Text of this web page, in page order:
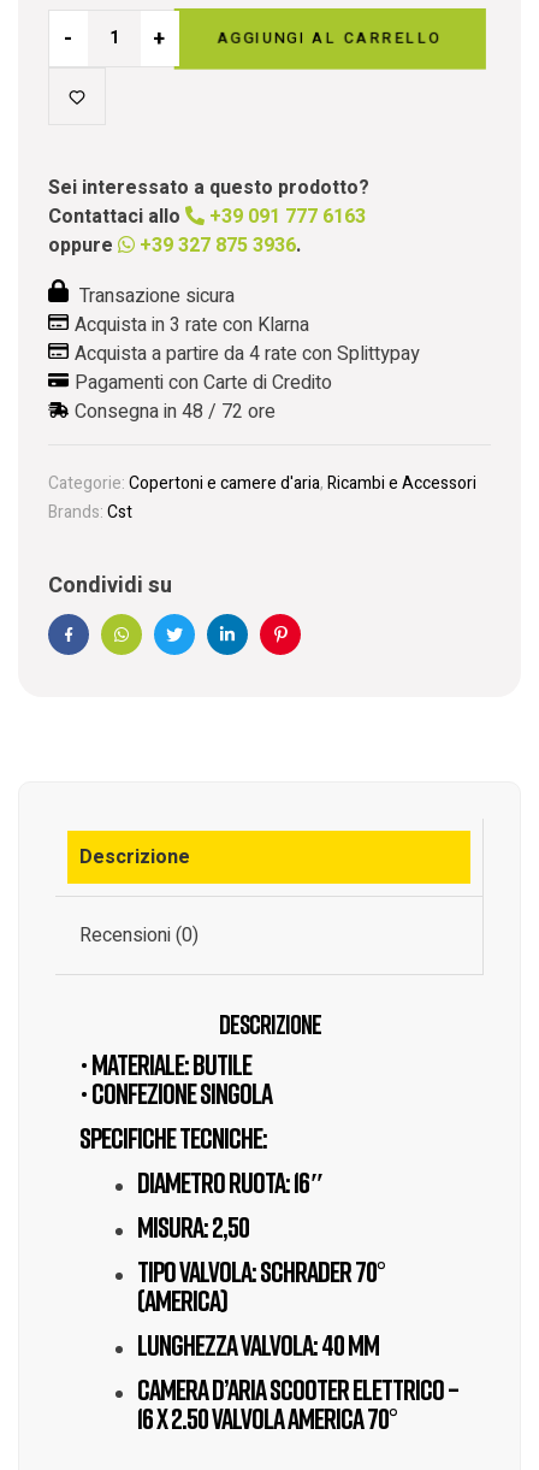
- + AGGIUNGI AL CARRELLO
Sei interessato a questo prodotto?
Contattaci allo
+39 091 777 6163
oppure
+39 327 875 3936.
Transazione sicura
Acquista in 3 rate con Klarna
Acquista a partire da 4 rate con Splittypay
Pagamenti con Carte di Credito
Consegna in 48 / 72 ore
Categorie:Copertoni e camere d'aria,Ricambi e Accessori
Brands:Cst
Condividi su
FacebookWhatsAppTwitterLinkedinPinterest
Descrizione
Recensioni (0)
Descrizione
• Materiale: butile
• Confezione singola
Specifiche tecniche:
Diametro ruota: 16″
Misura: 2,50
Tipo Valvola: Schrader 70°
(America)
Lunghezza valvola: 40 mm
CAMERA D’ARIA SCOOTER ELETTRICO –
16 X 2.50 VALVOLA AMERICA 70°